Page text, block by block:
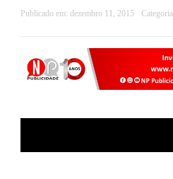
Publicado em: dezembro 11, 2015